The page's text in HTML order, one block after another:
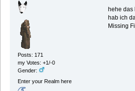
Posts: 171
my Votes: +1/-0
Gender:
Enter your Realm here
hehe das
hab ich
Missing